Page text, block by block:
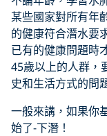
某些國家對所有年
的健康符合潛水要
已有的健康問題時
45歲以上的人群，
史和生活方式的問
一般來講，如果你
始了-下潛！